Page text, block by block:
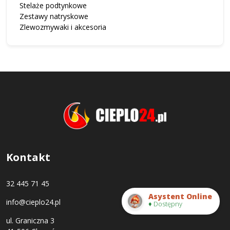
Asystent Online
♦ Dostępny
Stelaże podtynkowe
Zestawy natryskowe
Zlewozmywaki i akcesoria
Kontakt
32 445 71 45
info@cieplo24.pl
ul. Graniczna 3